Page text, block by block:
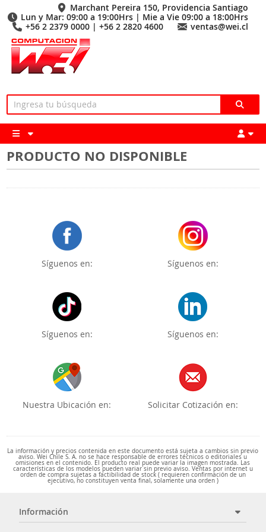
Marchant Pereira 150, Providencia Santiago
Lun y Mar: 09:00 a 19:00Hrs | Mie a Vie 09:00 a 18:00Hrs
+56 2 2379 0000 | +56 2 2820 4600
ventas@wei.cl
PRODUCTO NO DISPONIBLE
Síguenos en: Síguenos en:
Síguenos en: Síguenos en:
Nuestra Ubicación en: Solicitar Cotización en:
La información y precios contenida en este documento está sujeta a cambios sin previo
aviso. Wei Chile S. A. no se hace responsable de errores técnicos o editoriales u
omisiones en el contenido. El producto real puede variar la imagen mostrada. Las
características de los modelos pueden variar sin previo aviso. Ventas por internet u
orden de compra sujetas a factibilidad de stock ( requieren confirmación de un
ejecutivo, no constituyen venta final, solamente una orden )
Información